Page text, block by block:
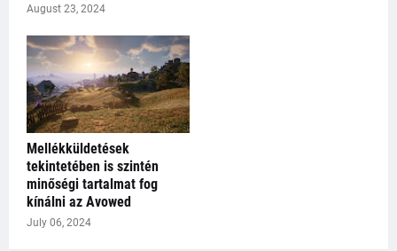
August 23, 2024
Mellékküldetések
tekintetében is szintén
minőségi tartalmat fog
kínálni az Avowed
July 06, 2024